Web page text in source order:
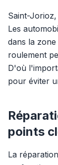
Saint-
Les
dans la
roulement
D'où
pour éviter
points
La